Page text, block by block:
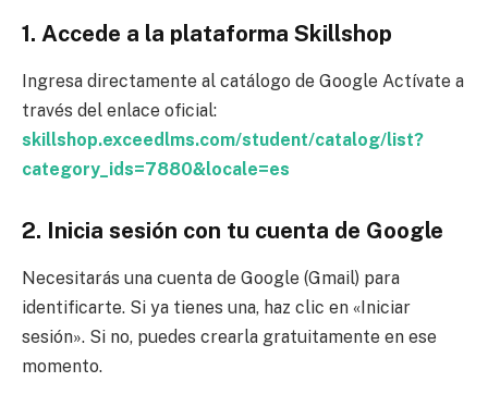
1. Accede a la plataforma Skillshop
Ingresa directamente al catálogo de Google Actívate a
través del enlace oficial:
skillshop.exceedlms.com/student/catalog/list?
category_ids=7880&locale=es
2. Inicia sesión con tu cuenta de Google
Necesitarás una cuenta de Google (Gmail) para
identificarte. Si ya tienes una, haz clic en «Iniciar
sesión». Si no, puedes crearla gratuitamente en ese
momento.